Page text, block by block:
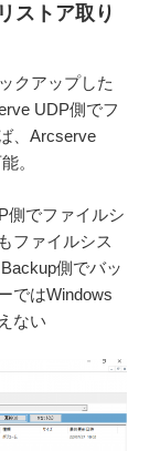
ストア取り
クアップした
UDP側でフ
、Arcserve
。
側でファイルシ
ファイルシス
側でバッ
ではWindows
ない